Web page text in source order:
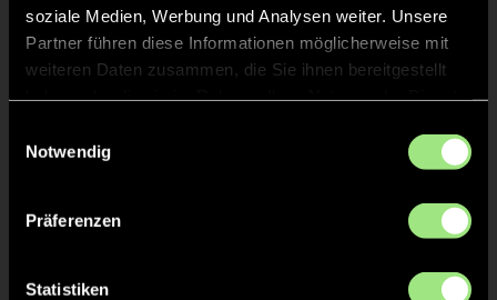
soziale Medien, Werbung und Analysen weiter. Unsere
Partner führen diese Informationen möglicherweise mit
weiteren Daten zusammen, die Sie ihnen bereitgestellt
Notwendig
Präferenzen
Statistiken
ErikMathe 7